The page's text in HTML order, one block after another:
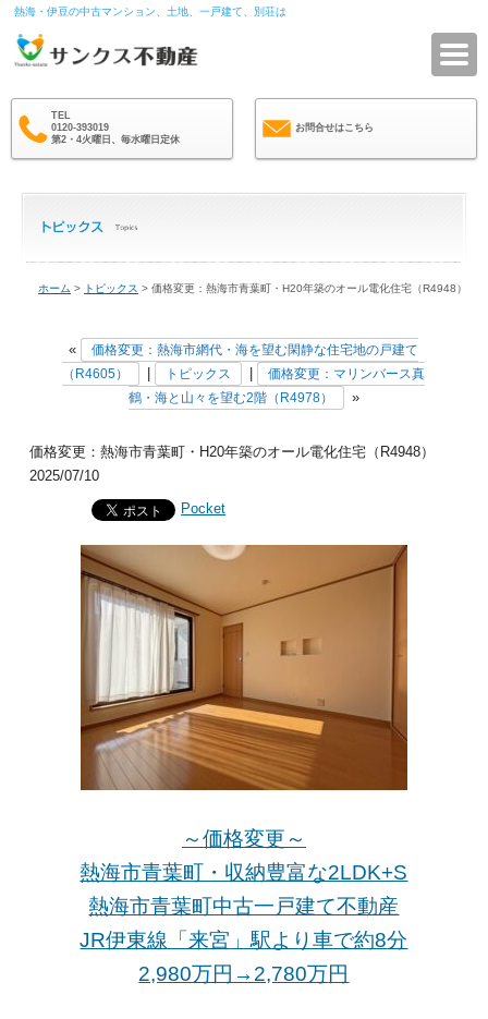
熱海・伊豆の中古マンション、土地、一戸建て、別荘は
TEL
0120-393019
第2・4火曜日、毎水曜日定休
お問合せはこちら
ホーム > トピックス > 価格変更：熱海市青葉町・H20年築のオール電化住宅（R4948）
«
価格変更：熱海市網代・海を望む閑静な住宅地の戸建て
（R4605）
トピックス
価格変更：マリンバース真
鶴・海と山々を望む2階（R4978）
»
価格変更：熱海市青葉町・H20年築のオール電化住宅（R4948）
2025/07/10
Pocket
～価格変更～
熱海市青葉町・収納豊富な2LDK+S
熱海市青葉町中古一戸建て不動産
JR伊東線「来宮 」駅より車で約8分
2,980万円→2,780万円